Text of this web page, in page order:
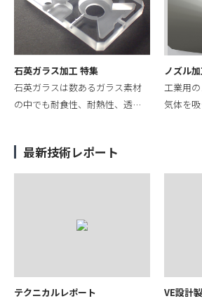
石英ガラス加工 特集
石英ガラスは数あるガラス素材
の中でも耐食性、耐熱性、透…
ノズル
工業用
気体を
最新技術レポート
テクニカルレポート
VE設計